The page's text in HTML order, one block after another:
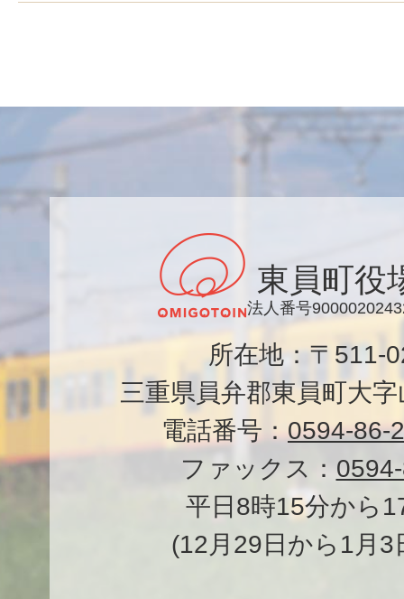
東員町役
法人番号
所在地：〒
三重県員弁郡東員町大
電話番号： 0594-86-
ファックス：
平日8時15分から
(12月29日から1月3